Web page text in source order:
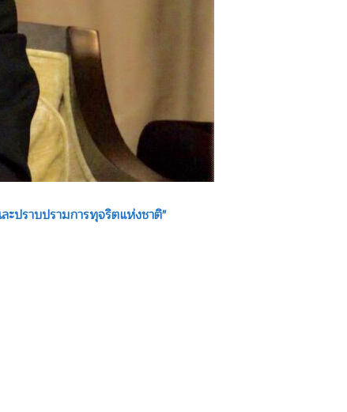
ปราบปรามการทุจริตแห่งชาติ"